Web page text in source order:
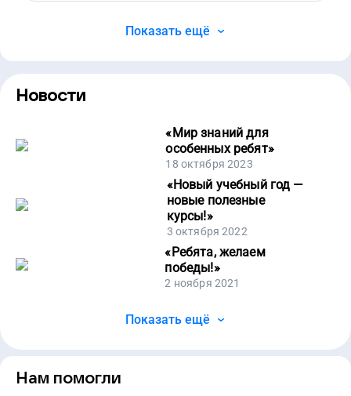
Показать ещё
Новости
« Мир знаний для
особенных ребят»
18 октября 2023
«Новый учебный год —
новые полезные
курсы!»
3 октября 2022
«Ребята, желаем
победы!»
2 ноября 2021
Показать ещё
Нам помогли